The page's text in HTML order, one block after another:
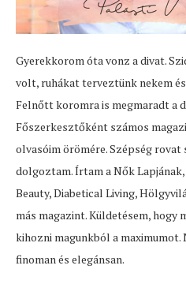
Gyerekkorom óta vonz a divat.
volt, ruhákat terveztünk nekem
Felnőtt koromra is megmaradt a
Főszerkesztőként számos
olvasóim örömére. Szépség
dolgoztam. Írtam a Nők
Beauty, Diabetical Living,
más magazint. Küldetésem, hogy
kihozni magunkból a maximumot.
finoman és elegánsan.